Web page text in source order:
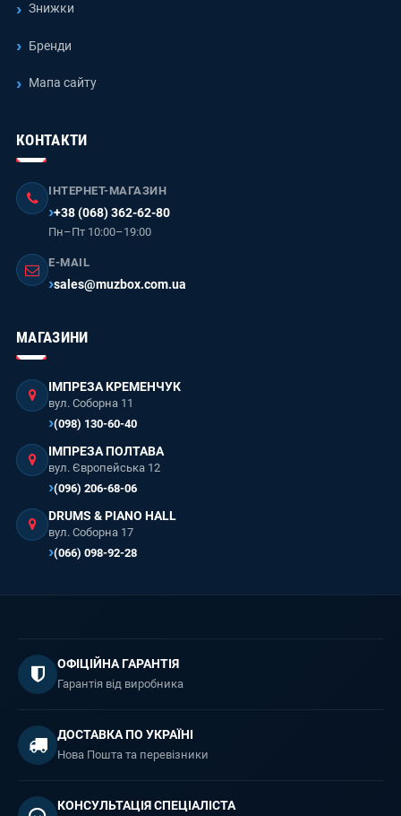
Знижки
Бренди
Мапа сайту
КОНТАКТИ
ІНТЕРНЕТ-МАГАЗИН
+38 (068) 362-62-80
Пн–Пт 10:00–19:00
E-MAIL
sales@muzbox.com.ua
МАГАЗИНИ
ІМПРЕЗА КРЕМЕНЧУК
вул. Соборна 11
(098) 130-60-40
ІМПРЕЗА ПОЛТАВА
вул. Європейська 12
(096) 206-68-06
DRUMS & PIANO HALL
вул. Соборна 17
(066) 098-92-28
ОФІЦІЙНА ГАРАНТІЯ
Гарантія від виробника
ДОСТАВКА ПО УКРАЇНІ
Нова Пошта та перевізники
КОНСУЛЬТАЦІЯ СПЕЦІАЛІСТА